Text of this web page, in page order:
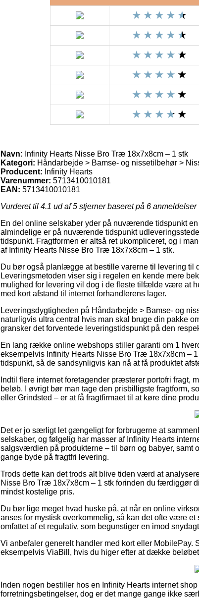
Navn: Infinity Hearts Nisse Bro Træ 18x7x8cm – 1 stk
Kategori: Håndarbejde > Bamse- og nissetilbehør >
Producent: Infinity Hearts
Varenummer: 5713410010181
EAN: 5713410010181
Vurderet til 4.1 ud af 5 stjerner baseret på 6 anmeldelser
En del online selskaber yder på nuværende tidspunkt
almindelige er på nuværende tidspunkt
tidspunkt. Fragtformen er altså ret ukompliceret, og i
af Infinity Hearts Nisse Bro Træ 18x7x8cm – 1 stk.
Du bør også planlægge at bestille varerne til levering til
Leveringsmetoden viser sig i regelen en kende mere
mulighed for levering vil dog i de fleste tilfælde være at
med kort afstand til internet forhandlerens lager.
Leveringsdygtigheden på Håndarbejde > Bamse- og
naturligvis ultra central hvis man skal bruge din pakke
gransker det forventede leveringstidspunkt på den
En lang række online webshops stiller garanti om 1
eksempelvis Infinity Hearts Nisse Bro Træ 18x7x8cm –
tidspunkt, så de sandsynligvis kan nå at få produktet
Indtil flere internet foretagender præsterer portofri fragt,
beløb. I øvrigt bør man tage den prisbilligste fragtform,
eller Grindsted – er at få fragtfirmaet til at køre dine
Det er jo særligt let gængeligt for forbrugerne at
selskaber, og følgelig har masser af Infinity Hearts
salgsværdien på produkterne – til børn og babyer,
gange byde på fragtfri levering.
Trods dette kan det trods alt blive tiden værd at
Nisse Bro Træ 18x7x8cm – 1 stk forinden du færdiggør
mindst kostelige pris.
Du bør lige meget hvad huske på, at når en online
anses for mystisk overkommelig, så kan det ofte være
omfattet af et regulativ, som begunstiger en imod
Vi anbefaler generelt handler med kort eller MobilePay.
eksempelvis ViaBill, hvis du higer efter at dække
Inden nogen bestiller hos en Infinity Hearts internet
forretningsbetingelser, dog er det mange gange ikke